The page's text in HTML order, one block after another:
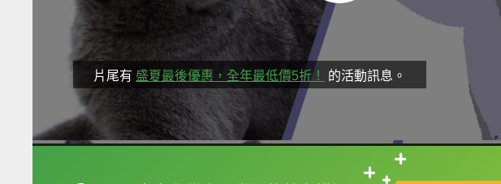
片尾有 盛夏最後優惠，全年最低價5折！ 的活動訊息。
框選或點兩下字幕可以直接查字典喔！